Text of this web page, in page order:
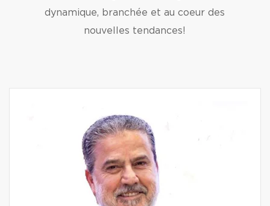
dynamique, branchée et au coeur des
nouvelles tendances!